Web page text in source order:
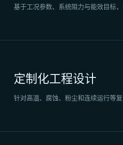
基于工况参数、系统阻力与能效目标
定制化工程设计
针对高温、腐蚀、粉尘和连续运行等